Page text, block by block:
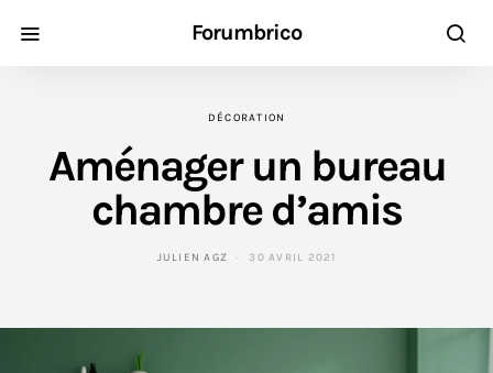
Forumbrico
DÉCORATION
Aménager un bureau
chambre d’amis
JULIEN AGZ 30 AVRIL 2021